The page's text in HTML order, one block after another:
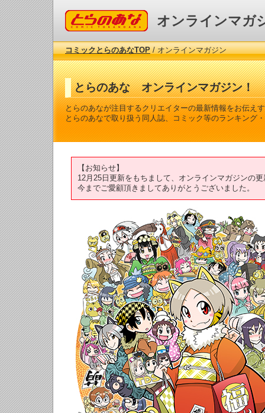
コミックとらのあな オンラインマガ
コミックとらのあなTOP/ オンラインマガジン
とらのあな オンラインマガジン！
とらのあなが注目するクリエイターの最新情報をお伝え
とらのあなで取り扱う同人誌、コミック等のランキング
【お知らせ】
12月25日更新をもちまして、オンラインマガジンの
今までご愛顧頂きましてありがとうございました。